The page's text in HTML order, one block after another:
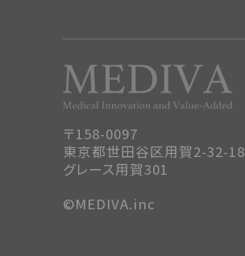
〒158-0097
東京都世田谷区用賀2-32-18
グレース用賀301
©MEDIVA.inc